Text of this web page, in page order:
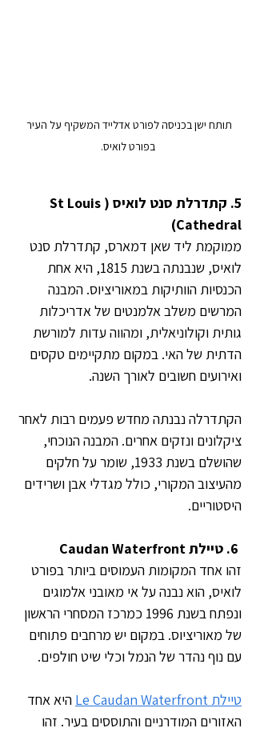
תותח ישן בכניסה לפורט אדלייד המשקיף על העיר
בפורט לואיס.
5. קתדרלת סנט לואיס (St Louis
Cathedral)
ממוקמת ליד שאן דמארס, קתדרלת סנט
לואיס, שנבנתה בשנת 1815, היא אחת
הכנסיות הוותיקות במאוריציוס. המבנה
המרשים משלב אלמנטים של אדריכלות
גותית וקולוניאלית, ומהווה עדות למורשת
הדתית של האי. במקום מתקיימים טקסים
ואירועים חשובים לאורך השנה.
הקתדרלה נבנתה מחדש פעמים רבות לאחר
ציקלונים ונזקים אחרים. המבנה הנוכחי,
שהושלם בשנת 1933, שומר על חלקים
מהעיצוב המקורי, כולל מגדלי אבן ושרידים
היסטוריים.
זהו אחד המקומות העמוסים ביותר בפורט
לואיס, הוא נבנה על אי מאובני אלמוגים
ונפתח בשנת 1996 כמרכז המסחרי הראשון
של מאוריציוס. במקום יש מרחבים פתוחים
עם נוף נהדר של הנמל וכלי שיט חולפים.
טיילת Le Caudan Waterfront
היא אחד
האזורים המודרניים והתוססים בעיר. זהו